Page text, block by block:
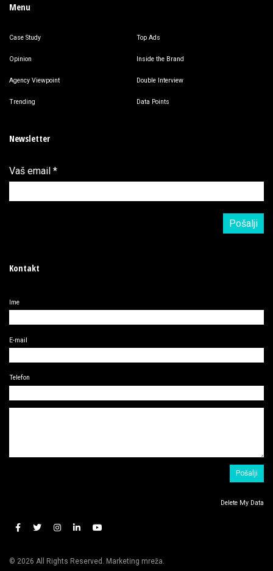
Menu
Case Study Top Ads
Opinion Inside the Brand
Agency Viewpoint Double Interview
Trending Data Points
Newsletter
Vaš email *
Kontakt
Ime
E-mail
Telefon
Delete My Data
© 2026 All Rights Reserved. Marketing mreža.